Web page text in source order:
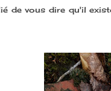
de vous dire qu'il